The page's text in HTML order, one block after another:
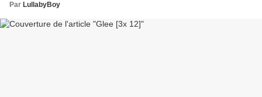
Par LullabyBoy